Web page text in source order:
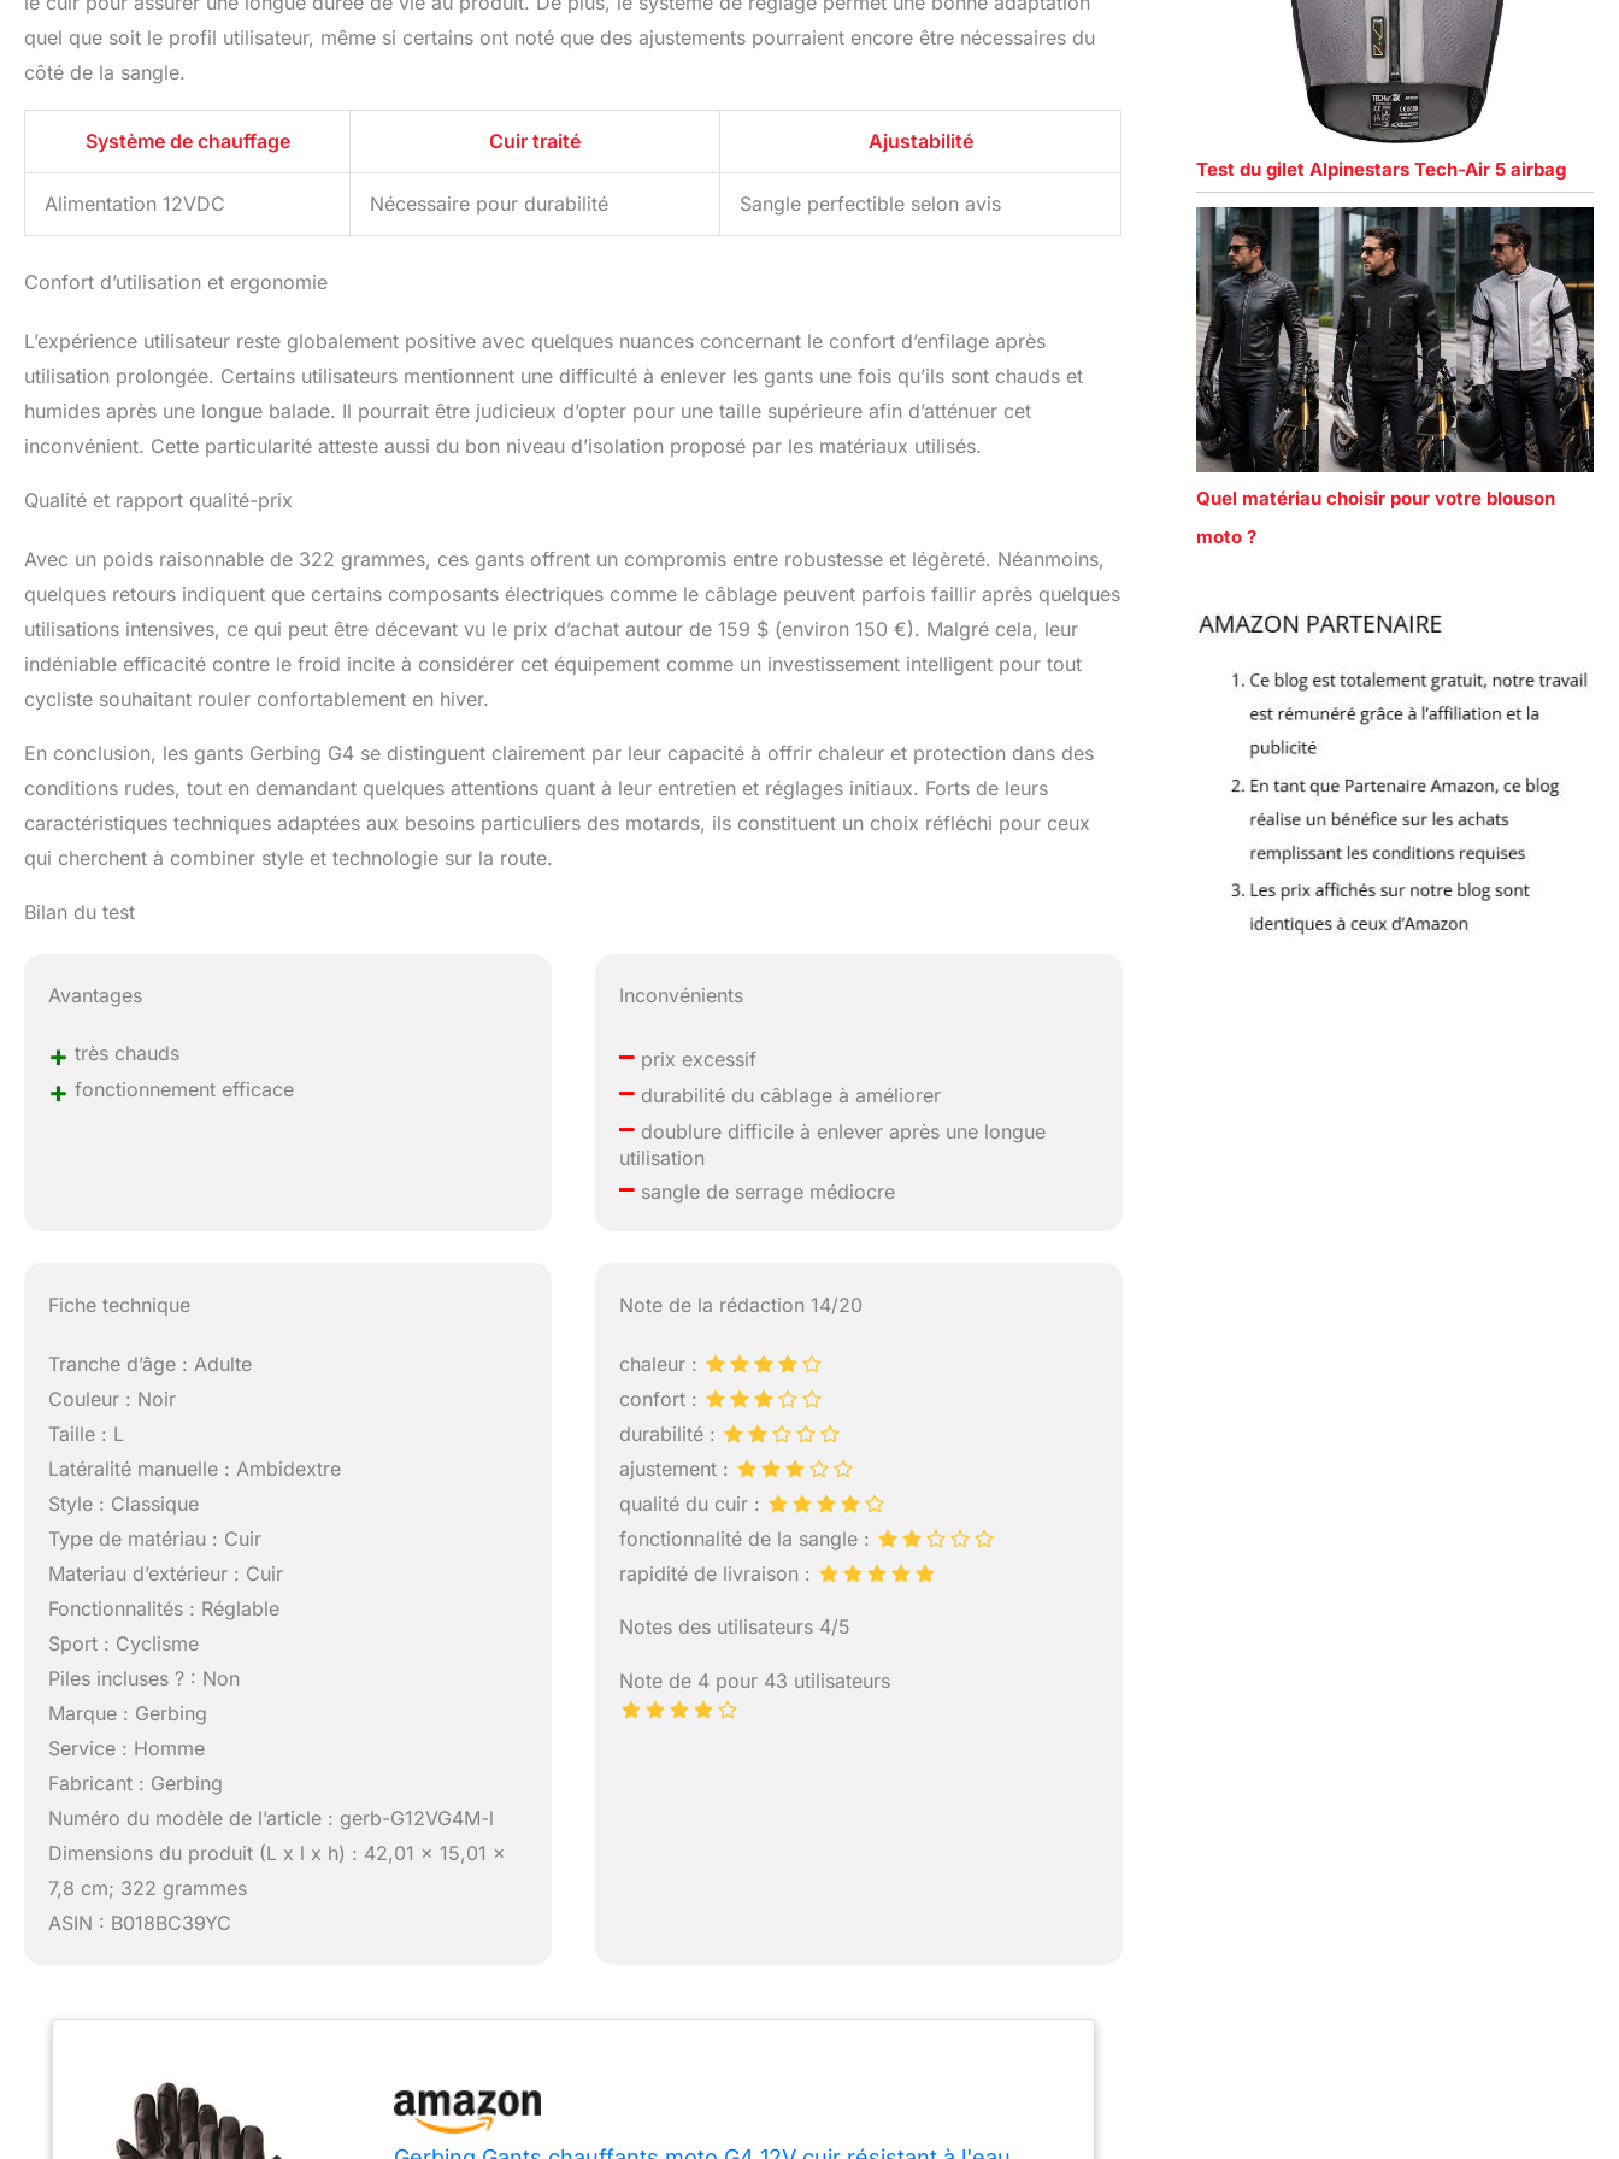
quel que soit le profil utilisateur, même si certains ont noté que des ajustements pourraient encore être nécessaires du
côté de la sangle.
Système de chauffage Cuir traité Ajustabilité
Alimentation 12VDC Nécessaire pour durabilité Sangle perfectible selon avis
Confort d’utilisation et ergonomie
L’expérience utilisateur reste globalement positive avec quelques nuances concernant le confort d’enfilage après
utilisation prolongée. Certains utilisateurs mentionnent une difficulté à enlever les gants une fois qu’ils sont chauds et
humides après une longue balade. Il pourrait être judicieux d’opter pour une taille supérieure afin d’atténuer cet
inconvénient. Cette particularité atteste aussi du bon niveau d’isolation proposé par les matériaux utilisés.
Qualité et rapport qualité-prix
Avec un poids raisonnable de 322 grammes, ces gants offrent un compromis entre robustesse et légèreté. Néanmoins,
quelques retours indiquent que certains composants électriques comme le câblage peuvent parfois faillir après quelques
utilisations intensives, ce qui peut être décevant vu le prix d’achat autour de 159 $ (environ 150 €). Malgré cela, leur
indéniable efficacité contre le froid incite à considérer cet équipement comme un investissement intelligent pour tout
cycliste souhaitant rouler confortablement en hiver.
En conclusion, les gants Gerbing G4 se distinguent clairement par leur capacité à offrir chaleur et protection dans des
conditions rudes, tout en demandant quelques attentions quant à leur entretien et réglages initiaux. Forts de leurs
caractéristiques techniques adaptées aux besoins particuliers des motards, ils constituent un choix réfléchi pour ceux
qui cherchent à combiner style et technologie sur la route.
Bilan du test
Avantages
+ très chauds
+ fonctionnement efficace
Inconvénients
– prix excessif
– durabilité du câblage à améliorer
– doublure difficile à enlever après une longue
utilisation
– sangle de serrage médiocre
Fiche technique
Tranche d’âge : Adulte
Couleur : Noir
Taille : L
Latéralité manuelle : Ambidextre
Style : Classique
Type de matériau : Cuir
Materiau d’extérieur : Cuir
Fonctionnalités : Réglable
Sport : Cyclisme
Piles incluses ? : Non
Marque : Gerbing
Service : Homme
Fabricant : Gerbing
Numéro du modèle de l’article : gerb-G12VG4M-l
Dimensions du produit (L x l x h) : 42,01 x 15,01 x
7,8 cm; 322 grammes
ASIN : B018BC39YC
Note de la rédaction 14/20
chaleur :
confort :
durabilité :
ajustement :
qualité du cuir :
fonctionnalité de la sangle :
rapidité de livraison :
Notes des utilisateurs 4/5
Note de 4 pour 43 utilisateurs
Test du gilet Alpinestars Tech-Air 5 airbag
Quel matériau choisir pour votre blouson
moto ?